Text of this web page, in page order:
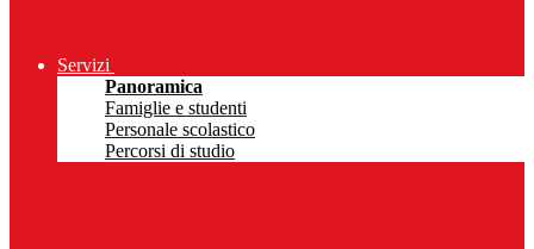
Servizi
Panoramica
Famiglie e studenti
Personale scolastico
Percorsi di studio